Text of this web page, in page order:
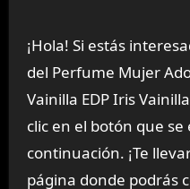
¡Hola! Si estás
del Perfume Mujer
Vainilla EDP Iris
clic en el botón que
continuación. ¡Te
página donde podrás